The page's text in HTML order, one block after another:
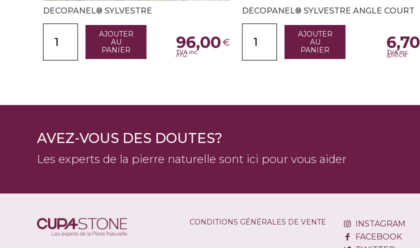
DECOPANEL® SYLVESTRE
AJOUTER
AU
PANIER
96,00€
TVA inc.
/m2
DECOPANEL® SYLVESTRE ANGLE COURT
AJOUTER
AU
PANIER
6,70
TVA inc.
/pièce
AVEZ-VOUS DES DOUTES?
Les experts de la pierre naturelle sont ici pour vous aider
CONDITIONS GÉNÉRALES DE VENTE
INSTAGRAM
FACEBOOK